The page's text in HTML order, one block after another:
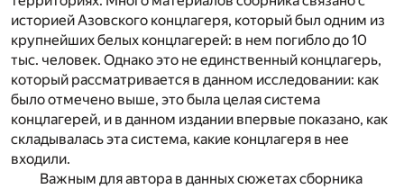
историей Азовского концлагеря, который был одним из
крупнейших белых концлагерей: в нем погибло до 10
тыс. человек. Однако это не единственный концлагерь,
который рассматривается в данном исследовании: как
было отмечено выше, это была целая система
концлагерей, и в данном издании впервые показано, как
складывалась эта система, какие концлагеря в нее
входили.
Важным для автора в данных сюжетах сборника